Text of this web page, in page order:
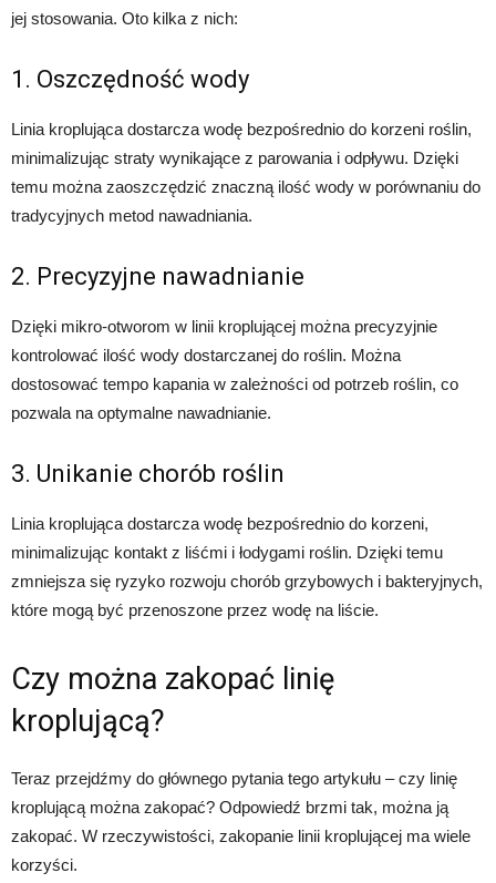
jej stosowania. Oto kilka z nich:
1. Oszczędność wody
Linia kroplująca dostarcza wodę bezpośrednio do korzeni roślin,
minimalizując straty wynikające z parowania i odpływu. Dzięki
temu można zaoszczędzić znaczną ilość wody w porównaniu do
tradycyjnych metod nawadniania.
2. Precyzyjne nawadnianie
Dzięki mikro-otworom w linii kroplującej można precyzyjnie
kontrolować ilość wody dostarczanej do roślin. Można
dostosować tempo kapania w zależności od potrzeb roślin, co
pozwala na optymalne nawadnianie.
3. Unikanie chorób roślin
Linia kroplująca dostarcza wodę bezpośrednio do korzeni,
minimalizując kontakt z liśćmi i łodygami roślin. Dzięki temu
zmniejsza się ryzyko rozwoju chorób grzybowych i bakteryjnych,
które mogą być przenoszone przez wodę na liście.
Czy można zakopać linię
kroplującą?
Teraz przejdźmy do głównego pytania tego artykułu – czy linię
kroplującą można zakopać? Odpowiedź brzmi tak, można ją
zakopać. W rzeczywistości, zakopanie linii kroplującej ma wiele
korzyści.